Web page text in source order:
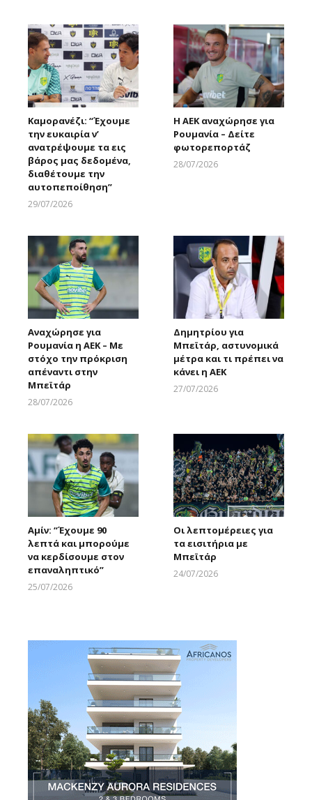
Καμορανέζι: “Έχουμε
την ευκαιρία ν’
ανατρέψουμε τα εις
βάρος μας δεδομένα,
διαθέτουμε την
αυτοπεποίθηση”
29/07/2026
Η ΑΕΚ αναχώρησε για
Ρουμανία – Δείτε
φωτορεπορτάζ
28/07/2026
Αναχώρησε για
Ρουμανία η ΑΕΚ – Με
στόχο την πρόκριση
απέναντι στην
Μπεϊτάρ
28/07/2026
Δημητρίου για
Μπεϊτάρ, αστυνομικά
μέτρα και τι πρέπει να
κάνει η ΑΕΚ
27/07/2026
Αμίν: “Έχουμε 90
λεπτά και μπορούμε
να κερδίσουμε στον
επαναληπτικό”
25/07/2026
Οι λεπτομέρειες για
τα εισιτήρια με
Μπεϊτάρ
24/07/2026